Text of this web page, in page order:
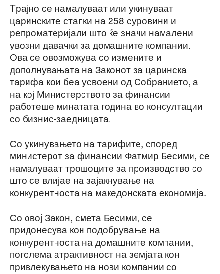
Tрајно се намалуваат или укинуваат
царинските стапки на 258 суровини и
репроматеријали што ќе значи намалени
увозни давачки за домашните компании.
Ова се овозможува со измените и
дополнувањата на Законот за царинска
тарифа кои беа усвоени од Собранието, а
на кој Министерството за финансии
работеше минатата година во консултации
со бизнис-заедницата.
Со укинувањето на тарифите, според
министерот за финансии Фатмир Бесими, се
намалуваат трошоците за производство со
што се влијае на зајакнување на
конкурентноста на македонската економија.
Со овој Закон, смета Бесими, се
придонесува кон подобрување на
конкурентноста на домашните компании,
поголема атрактивност на земјата кон
привлекувањето на нови компании со